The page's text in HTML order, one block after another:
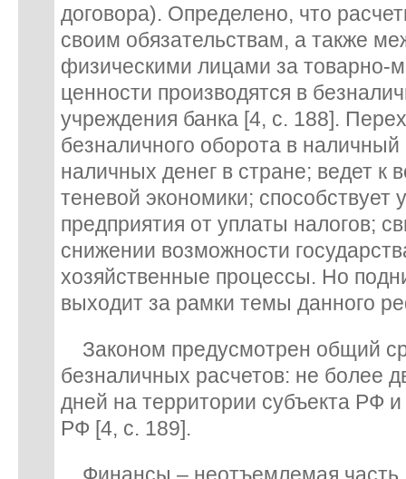
договора). Определено, что
своим обязательствам, а также
физическими лицами за товарно-
ценности производятся в
учреждения банка [4, с. 188].
безналичного оборота в
наличных денег в стране; ведет к
теневой экономики; способствует
предприятия от уплаты налогов;
снижении возможности
хозяйственные процессы. Но
выходит за рамки темы данного
Законом предусмотрен общий
безналичных расчетов: не более
дней на территории субъекта РФ
РФ [4, с. 189].